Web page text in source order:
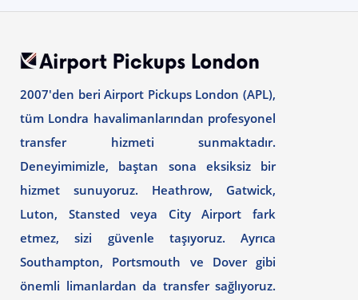
2007'den beri Airport Pickups London (APL),
tüm Londra havalimanlarından profesyonel
transfer hizmeti sunmaktadır.
Deneyimimizle, baştan sona eksiksiz bir
hizmet sunuyoruz. Heathrow, Gatwick,
Luton, Stansted veya City Airport fark
etmez, sizi güvenle taşıyoruz. Ayrıca
Southampton, Portsmouth ve Dover gibi
önemli limanlardan da transfer sağlıyoruz.